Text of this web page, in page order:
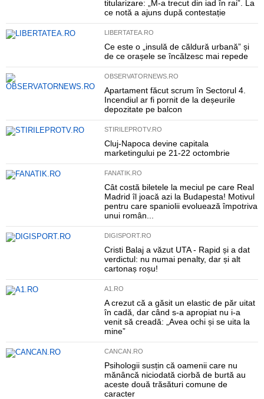
titularizare: „M-a trecut din iad în rai”. La
ce notă a ajuns după contestație
LIBERTATEA.RO
Ce este o „insulă de căldură urbană” și
de ce orașele se încălzesc mai repede
OBSERVATORNEWS.RO
Apartament făcut scrum în Sectorul 4.
Incendiul ar fi pornit de la deșeurile
depozitate pe balcon
STIRILEPROTV.RO
Cluj-Napoca devine capitala
marketingului pe 21-22 octombrie
FANATIK.RO
Cât costă biletele la meciul pe care Real
Madrid îl joacă azi la Budapesta! Motivul
pentru care spaniolii evoluează împotriva
unui român...
DIGISPORT.RO
Cristi Balaj a văzut UTA - Rapid și a dat
verdictul: nu numai penalty, dar și alt
cartonaș roșu!
A1.RO
A crezut că a găsit un elastic de păr uitat
în cadă, dar când s-a apropiat nu i-a
venit să creadă: „Avea ochi și se uita la
mine”
CANCAN.RO
Psihologii susțin că oamenii care nu
mănâncă niciodată ciorbă de burtă au
aceste două trăsături comune de
caracter